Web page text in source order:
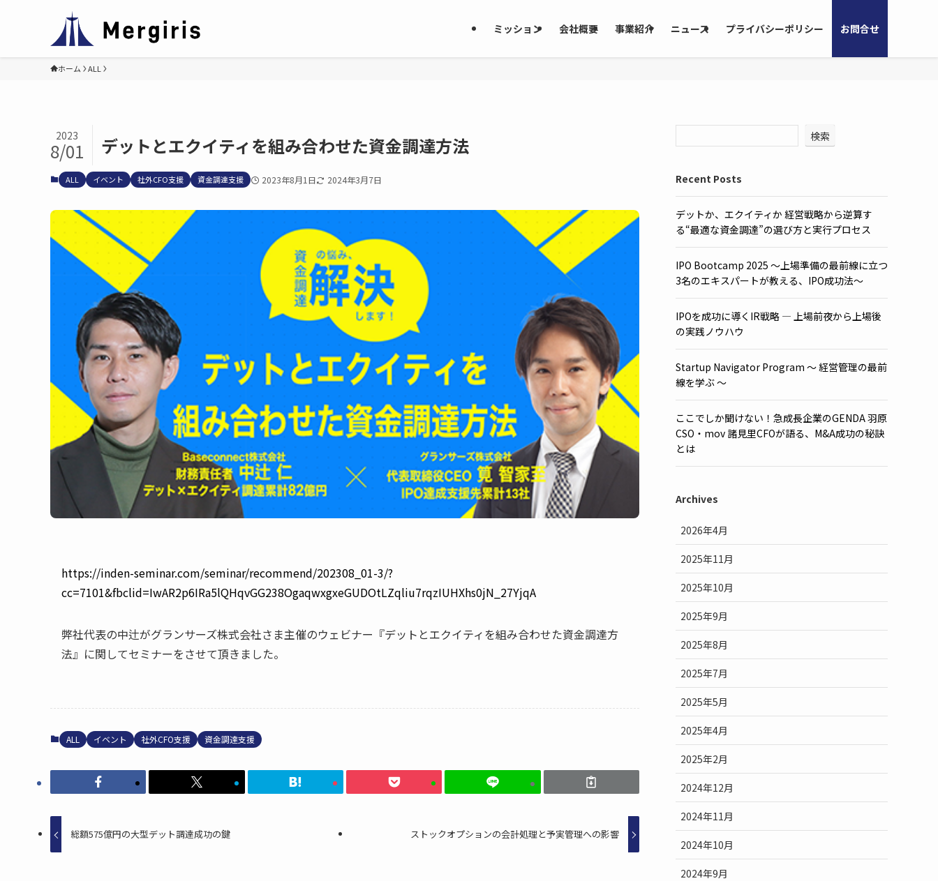
ミッション 会社概要 事業紹介 ニュース プライバシーポリシー お問合せ
ホーム ALL
デットとエクイティを組み合わせた資金調達方法
2023
8/01
ALL イベント 社外CFO支援 資金調達支援 2023年8月1日 2024年3月7日
https://inden-seminar.com/seminar/recommend/202308_01-3/?
cc=7101&fbclid=IwAR2p6IRa5lQHqvGG238OgaqwxgxeGUDOtLZqliu7rqzIUHXhs0jN_27YjqA
弊社代表の中辻がグランサーズ株式会社さま主催のウェビナー『デットとエクイティを組み合わせた資金調達方
法』に関してセミナーをさせて頂きました。
ALL イベント 社外CFO支援 資金調達支援
総額575億円の大型デット調達成功の鍵 ストックオプションの会計処理と予実管理への影響
検索
Recent Posts
デットか、エクイティか 経営戦略から逆算す
る“最適な資金調達”の選び方と実行プロセス
IPO Bootcamp 2025 ～上場準備の最前線に立つ
3名のエキスパートが教える、IPO成功法～
IPOを成功に導くIR戦略 ― 上場前夜から上場後
の実践ノウハウ
Startup Navigator Program 〜 経営管理の最前
線を学ぶ 〜
ここでしか聞けない！急成長企業のGENDA 羽原
CSO・mov 諸見里CFOが語る、M&A成功の秘訣
とは
Archives
2026年4月
2025年11月
2025年10月
2025年9月
2025年8月
2025年7月
2025年5月
2025年4月
2025年2月
2024年12月
2024年11月
2024年10月
2024年9月